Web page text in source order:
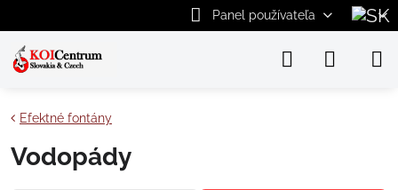
Panel používateľa
Efektné fontány
Vodopády